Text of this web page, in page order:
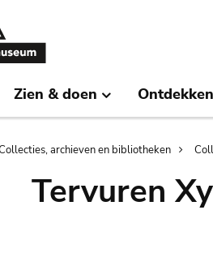
Zien & doen Ontdekken
archieven en bibliotheken
Tervuren